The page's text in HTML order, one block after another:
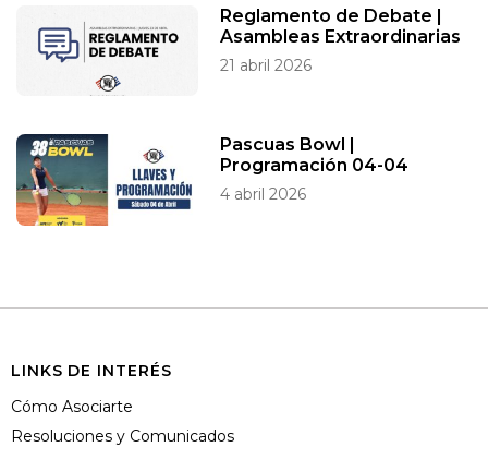
Reglamento de Debate |
Asambleas Extraordinarias
21 abril 2026
Pascuas Bowl |
Programación 04-04
4 abril 2026
LINKS DE INTERÉS
Cómo Asociarte
Resoluciones y Comunicados